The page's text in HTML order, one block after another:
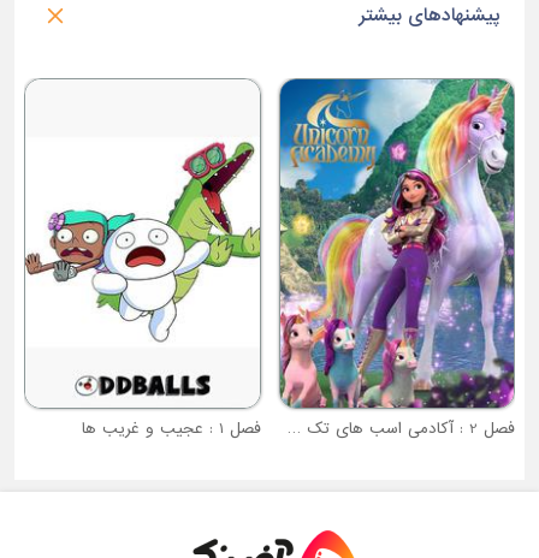
پیشنهادهای بیشتر
فصل 2 : آکادمی اسب های تک شاخ فصل 1 : عجیب و غریب ها